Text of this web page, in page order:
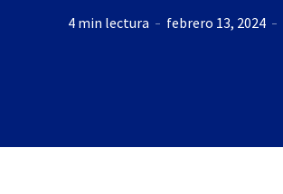
4 min lectura febrero 13, 2024